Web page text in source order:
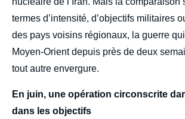
termes d’intensité, d’objectifs militaires
des pays voisins régionaux, la guerre
Moyen-Orient depuis près de deux
tout autre envergure.
En juin, une opération circonscrite
dans les objectifs